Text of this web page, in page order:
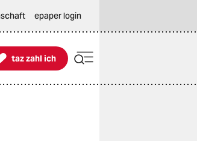
epaper login
zahl ich
taz zahl ich